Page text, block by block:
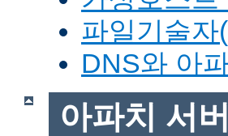
파일기술
DNS와 아
아파치 서